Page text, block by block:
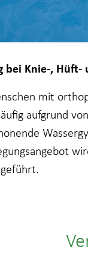
bei Knie-,
mit
aufgrund